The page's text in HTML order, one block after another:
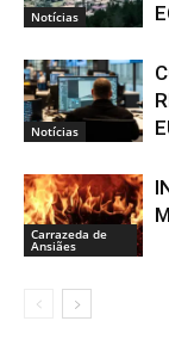
Notícias
Notícias
Carrazeda de
Ansiães